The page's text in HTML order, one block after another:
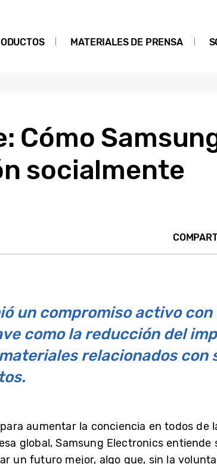
MATERIALES DE PRENSA
Cómo
socialmente
un compromiso activo con
como la reducción del
relacionados con
aumentar la conciencia en todos de
global, Samsung Electronics entiende
un futuro mejor, algo que, sin la